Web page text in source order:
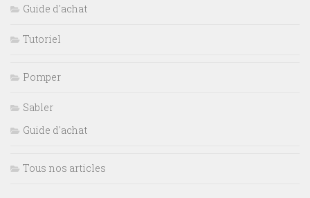
Guide d'achat
Tutoriel
Pomper
Sabler
Guide d'achat
Tous nos articles